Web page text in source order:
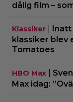
dålig film –
Klassiker
klassiker blev
Tomatoes
HBO Max
Max idag: